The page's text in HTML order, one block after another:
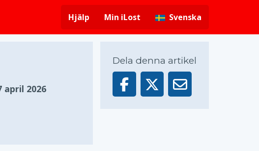
Hjälp
Min iLost Svenska
april 2026
Dela denna artikel